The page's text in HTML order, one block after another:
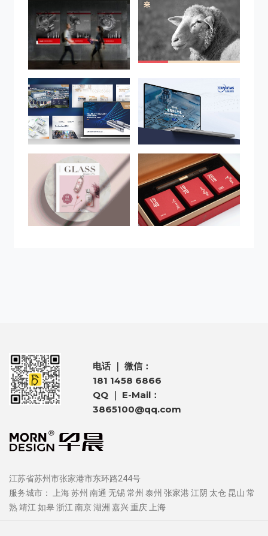
电话 ｜ 微信：
181 1458 6866
QQ ｜ E-Mail：
3865100@qq.com
江苏省苏州市张家港市东环路244号
服务城市： 上海苏州 南通 无锡常州 泰州 张家港 江阴 太仓 昆山 常
熟靖江 如皋浙江 南京湖洲 嘉兴重庆上海